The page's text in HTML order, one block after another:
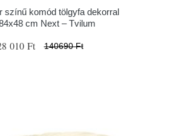
színű komód tölgyfa dekorral
cm Next – Tvilum
010 Ft 140690 Ft